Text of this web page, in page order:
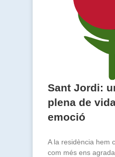
Sant Jordi:
plena de
emoció
A la residència hem
com més ens